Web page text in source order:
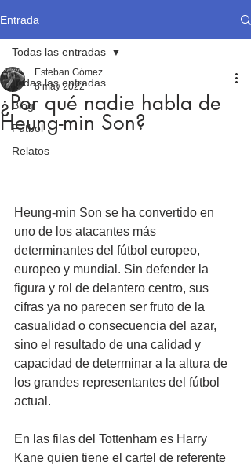
Entrada
Todas las entradas
Blog
Fútbol
Relatos
Todas las entradas
¿Por qué nadie habla de
Heung-min Son?
Esteban Gómez
8 may 2022
Heung-min Son se ha convertido en
uno de los atacantes más
determinantes del fútbol europeo,
europeo y mundial. Sin defender la
figura y rol de delantero centro, sus
cifras ya no parecen ser fruto de la
casualidad o consecuencia del azar,
sino el resultado de una calidad y
capacidad de determinar a la altura de
los grandes representantes del fútbol
actual.
En las filas del Tottenham es Harry
Kane quien tiene el cartel de referente